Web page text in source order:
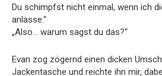
Du schimpfst nicht einmal, wenn ich
anlasse.“
„Also… warum sagst du das?“
Evan zog zögernd einen dicken
Jackentasche und reichte ihn mir,